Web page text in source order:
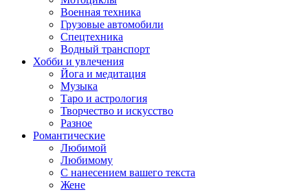
Военная техника
Грузовые автомобили
Спецтехника
Водный транспорт
Хобби и увлечения
Йога и медитация
Музыка
Таро и астрология
Творчество и искусство
Разное
Романтические
Любимой
Любимому
С нанесением вашего текста
Жене